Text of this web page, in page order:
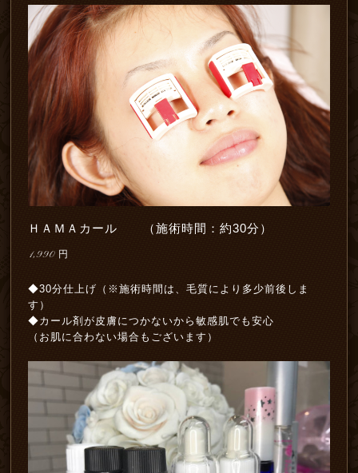
ＨＡＭＡカール （施術時間：約30分）
1,990 円
◆30分仕上げ（※施術時間は、毛質により多少前後しま
す）
◆カール剤が皮膚につかないから敏感肌でも安心
（お肌に合わない場合もございます）